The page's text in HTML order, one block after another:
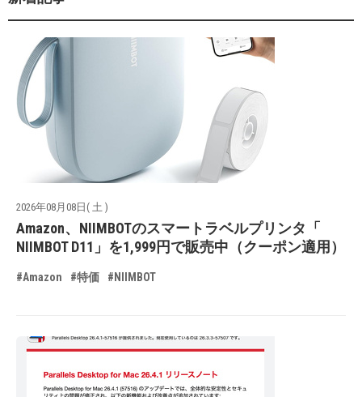
2026年08月08日( 土 )
Amazon、NIIMBOTのスマートラベルプリンタ「
NIIMBOT D11」を1,999円で販売中（クーポン適用）
#Amazon #特価 #NIIMBOT